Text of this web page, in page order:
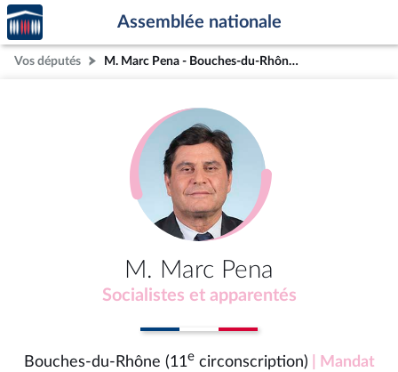
Aller au contenu
Aller en bas de la page
Accèder
à la
page
d'accueil
Assemblée nationale
Vos députés M. Marc Pena - Bouches-du-Rhône (11e circonscription)
M. Marc Pena
Socialistes et apparentés
Bouches-du-Rhône (11ecirconscription)
| Mandat